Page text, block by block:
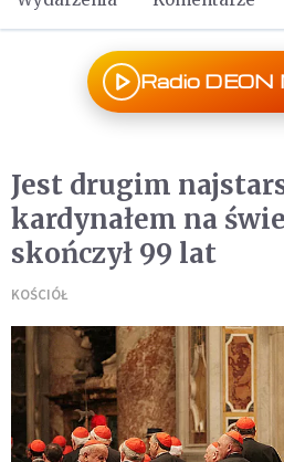
Radio
Jest drugim
kardynałem na
skończył 99 lat
KOŚCIÓŁ